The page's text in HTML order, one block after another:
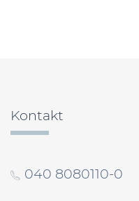
Kontakt
040 8080110-0